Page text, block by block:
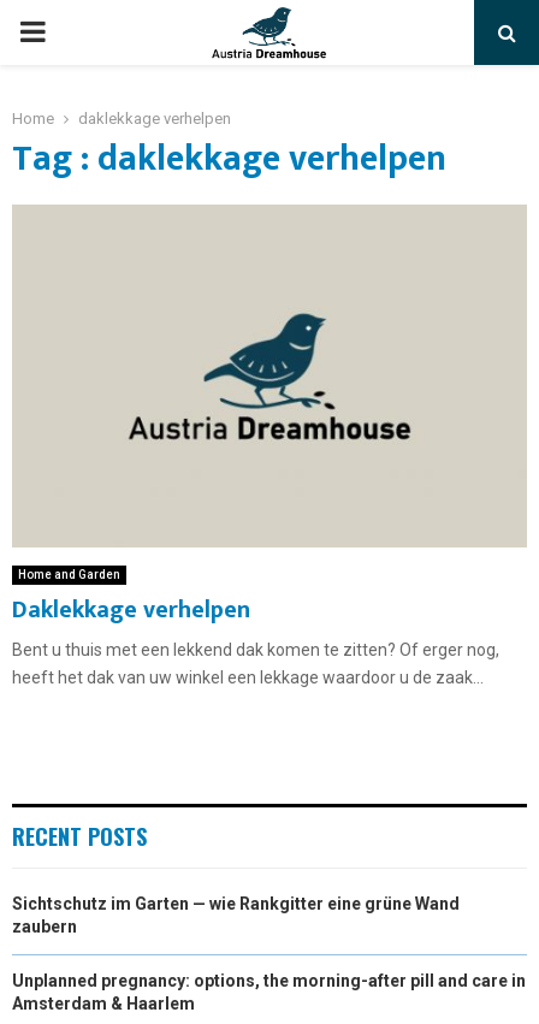
PRIMARY
Home daklekkage verhelpen
Tag : daklekkage verhelpen
Home and Garden
Daklekkage verhelpen
Bent u thuis met een lekkend dak komen te zitten? Of erger nog,
heeft het dak van uw winkel een lekkage waardoor u de zaak...
RECENT POSTS
Sichtschutz im Garten — wie Rankgitter eine grüne Wand
zaubern
Unplanned pregnancy: options, the morning-after pill and care in
Amsterdam & Haarlem